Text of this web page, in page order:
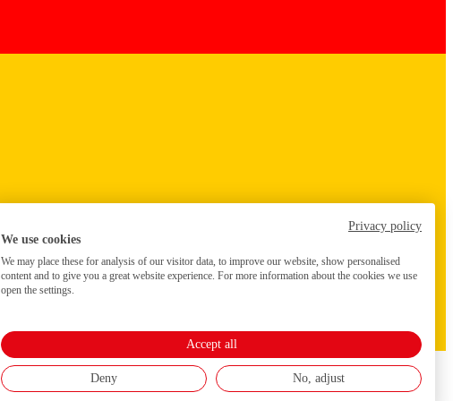
Privacy policy
We use cookies
We may place these for analysis of our visitor data, to improve our website, show personalised
content and to give you a great website experience. For more information about the cookies we use
open the settings.
Accept all
Deny No, adjust